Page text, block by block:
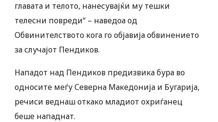
главата и телото, нанесувајќи му тешки
телесни повреди“ – наведоа од
Обвинителството кога го објавија обвинението
за случајот Пендиков.
Нападот над Пендиков предизвика бура во
односите меѓу Северна Македонија и Бугарија,
речиси веднаш откако младиот охриѓанец
беше нападнат.